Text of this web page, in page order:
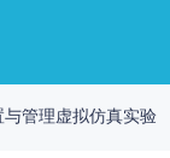
管理虚拟仿真实验